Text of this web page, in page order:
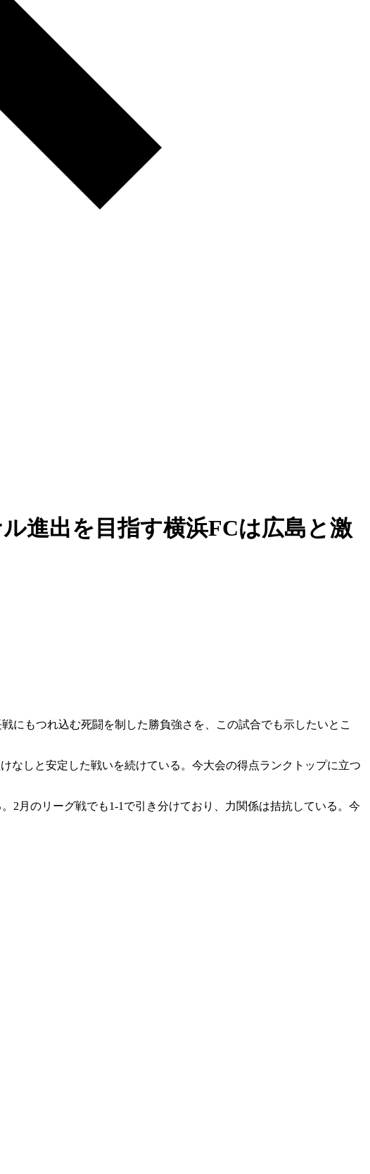
進出を目指す横浜FCは広島と激
にもつれ込む死闘を制した勝負強さを、この試合でも示したいとこ
なしと安定した戦いを続けている。今大会の得点ランクトップに立つ
2月のリーグ戦でも1-1で引き分けており、力関係は拮抗している。今